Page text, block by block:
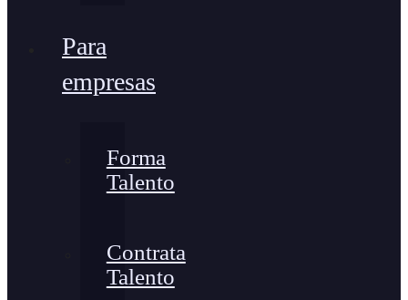
Para
empresas
Forma
Talento
Contrata
Talento